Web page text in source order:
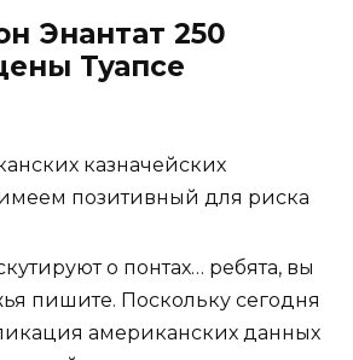
Энантат 250
Туапсе
казначейских
позитивный для риска
о понтах… ребята, вы
пишите. Поскольку сегодня
американских данных